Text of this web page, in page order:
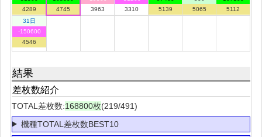
4289
4745
3963
3310
5139
5065
5112
31日
-150600
4546
結果
差枚数紹介
TOTAL差枚数:168800枚(219/491)
機種TOTAL差枚数BEST10